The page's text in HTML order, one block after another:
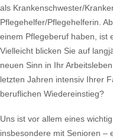
als Krankenschwester/
Pflegehelfer/Pflegehelferin.
einem Pflegeberuf haben, ist
Vielleicht blicken Sie auf
neuen Sinn in Ihr
letzten Jahren intensiv Ihrer
beruflichen Wiedereinstieg?
Uns ist vor allem eines
insbesondere mit Senioren –